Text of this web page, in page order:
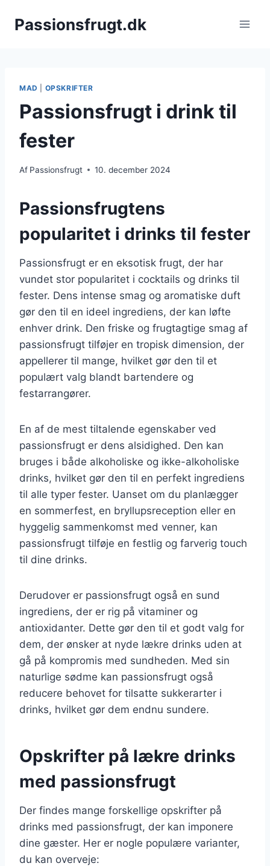
Passionsfrugt.dk
MAD OPSKRIFTER
Passionsfrugt i drink til
fester
Af Passionsfrugt 10. december 2024
Passionsfrugtens
popularitet i drinks til fester
Passionsfrugt er en eksotisk frugt, der har
vundet stor popularitet i cocktails og drinks til
fester. Dens intense smag og aromatiske duft
gør den til en ideel ingrediens, der kan løfte
enhver drink. Den friske og frugtagtige smag af
passionsfrugt tilføjer en tropisk dimension, der
appellerer til mange, hvilket gør den til et
populært valg blandt bartendere og
festarrangører.
En af de mest tiltalende egenskaber ved
passionsfrugt er dens alsidighed. Den kan
bruges i både alkoholiske og ikke-alkoholiske
drinks, hvilket gør den til en perfekt ingrediens
til alle typer fester. Uanset om du planlægger
en sommerfest, en bryllupsreception eller en
hyggelig sammenkomst med venner, kan
passionsfrugt tilføje en festlig og farverig touch
til dine drinks.
Derudover er passionsfrugt også en sund
ingrediens, der er rig på vitaminer og
antioxidanter. Dette gør den til et godt valg for
dem, der ønsker at nyde lækre drinks uden at
gå på kompromis med sundheden. Med sin
naturlige sødme kan passionsfrugt også
reducere behovet for tilsatte sukkerarter i
drinks, hvilket gør dem endnu sundere.
Opskrifter på lækre drinks
med passionsfrugt
Der findes mange forskellige opskrifter på
drinks med passionsfrugt, der kan imponere
dine gæster. Her er nogle populære varianter,
du kan overveje: